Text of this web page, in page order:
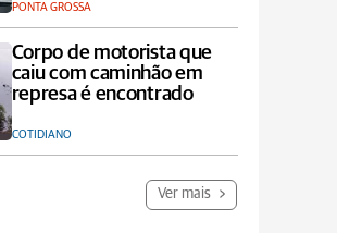
PONTA GROSSA
Corpo de motorista que
caiu com caminhão em
represa é encontrado
COTIDIANO
Ver mais